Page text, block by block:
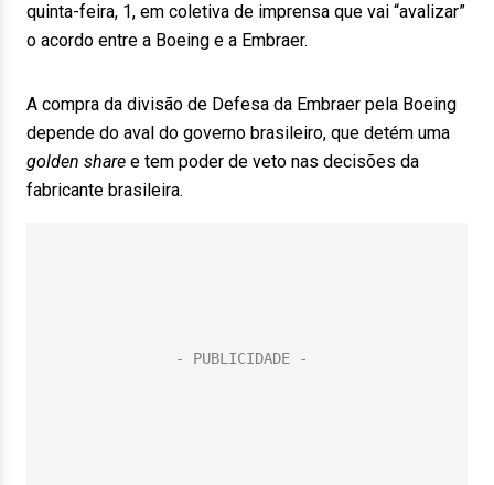
quinta-feira, 1, em coletiva de imprensa que vai “avalizar”
o acordo entre a Boeing e a Embraer.
A compra da divisão de Defesa da Embraer pela Boeing
depende do aval do governo brasileiro, que detém uma
golden share e tem poder de veto nas decisões da
fabricante brasileira.